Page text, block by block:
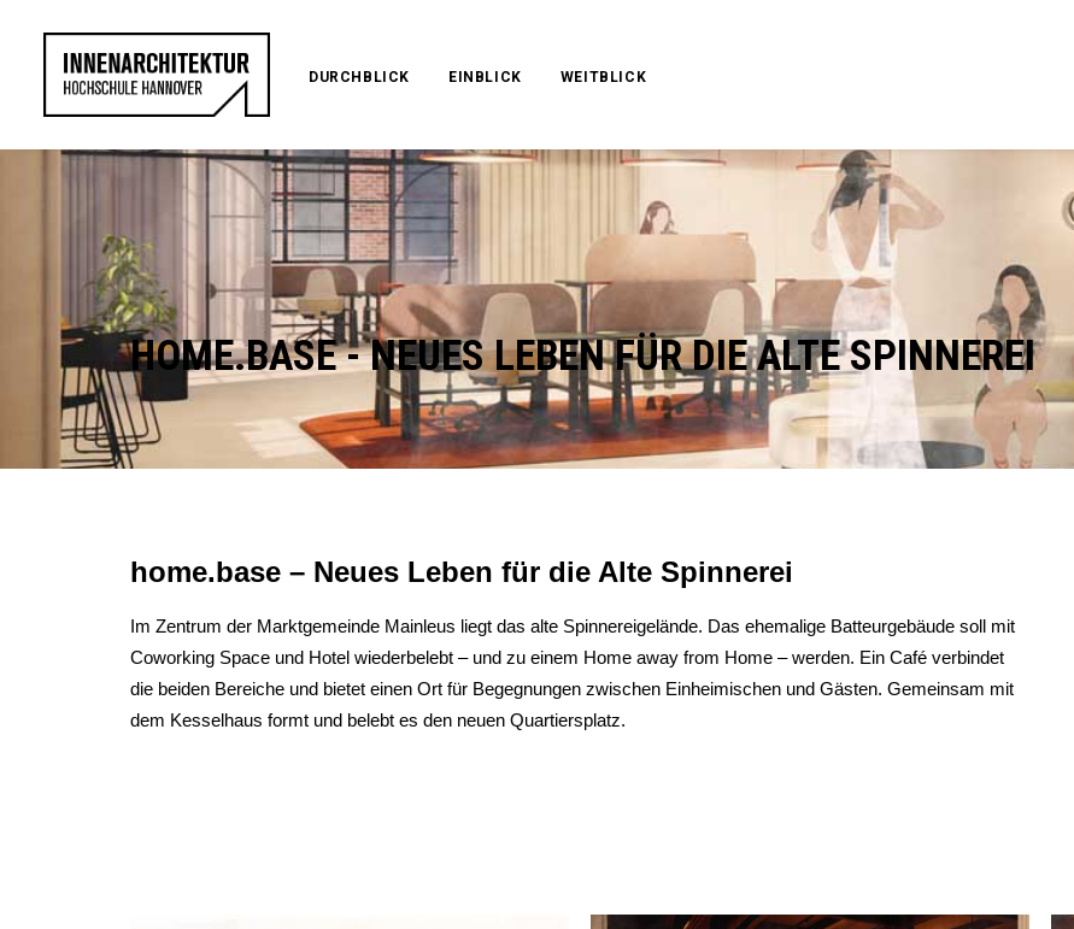
DURCHBLICK EINBLICK WEITBLICK
HOME.BASE - NEUES LEBEN FÜR DIE ALTE SPINNEREI
home.base – Neues Leben für die Alte Spinnerei
Im Zentrum der Marktgemeinde Mainleus liegt das alte Spinnereigelände. Das ehemalige Batteurgebäude soll mit
Coworking Space und Hotel wiederbelebt – und zu einem Home away from Home – werden. Ein Café verbindet
die beiden Bereiche und bietet einen Ort für Begegnungen zwischen Einheimischen und Gästen. Gemeinsam mit
dem Kesselhaus formt und belebt es den neuen Quartiersplatz.